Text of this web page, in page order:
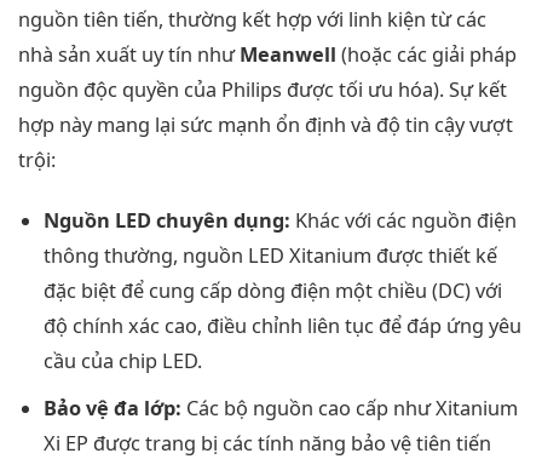
nguồn tiên tiến, thường kết hợp với linh kiện từ các
nhà sản xuất uy tín nhưMeanwell (hoặc các giải pháp
nguồn độc quyền của Philips được tối ưu hóa). Sự kết
hợp này mang lại sức mạnh ổn định và độ tin cậy vượt
trội:
Nguồn LED chuyên dụng: Khác với các nguồn điện
thông thường, nguồn LED Xitanium được thiết kế
đặc biệt để cung cấp dòng điện một chiều (DC) với
độ chính xác cao, điều chỉnh liên tục để đáp ứng yêu
cầu của chip LED.
Bảo vệ đa lớp: Các bộ nguồn cao cấp như Xitanium
Xi EP được trang bị các tính năng bảo vệ tiên tiến